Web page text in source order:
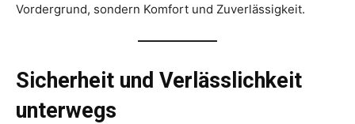
Vordergrund, sondern Komfort und Zuverlässigkeit.
Sicherheit und Verlässlichkeit
unterwegs